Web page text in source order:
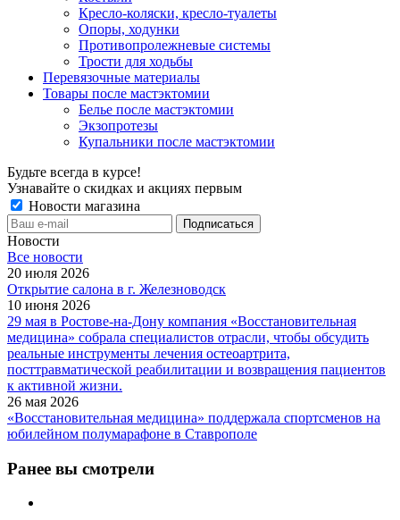
Кресло-коляски, кресло-туалеты
Опоры, ходунки
Противопролежневые системы
Трости для ходьбы
Перевязочные материалы
Товары после мастэктомии
Белье после мастэктомии
Экзопротезы
Купальники после мастэктомии
Будьте всегда в курсе!
Узнавайте о скидках и акциях первым
Новости магазина
Новости
Все новости
20 июля 2026
Открытие салона в г. Железноводск
10 июня 2026
29 мая в Ростове-на-Дону компания «Восстановительная
медицина» собрала специалистов отрасли, чтобы обсудить
реальные инструменты лечения остеоартрита,
посттравматической реабилитации и возвращения пациентов
к активной жизни.
26 мая 2026
«Восстановительная медицина» поддержала спортсменов на
юбилейном полумарафоне в Ставрополе
Ранее вы смотрели